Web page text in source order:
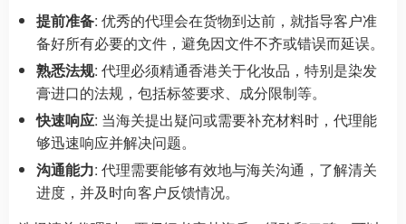
提前准备: 优秀的代理会在货物到达前，就指导客户准
备好所有必要的文件，避免因文件不齐或错误而延误。
熟悉法规: 代理必须精通香港关于化妆品，特别是染发
膏进口的法规，包括标签要求、成分限制等。
快速响应: 当海关提出疑问或需要补充材料时，代理能
够迅速响应并解决问题。
沟通能力: 代理需要能够有效地与海关沟通，了解清关
进度，并及时向客户反馈情况。